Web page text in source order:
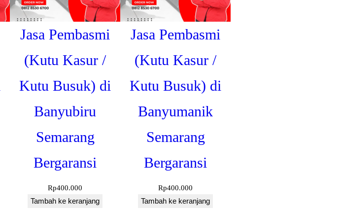
Jasa Pembasmi
(Kutu Kasur /
Kutu Busuk) di
Banyubiru
Semarang
Bergaransi
Rp400.000
Tambah ke keranjang
Jasa Pembasmi
(Kutu Kasur /
Kutu Busuk) di
Banyumanik
Semarang
Bergaransi
Rp400.000
Tambah ke keranjang